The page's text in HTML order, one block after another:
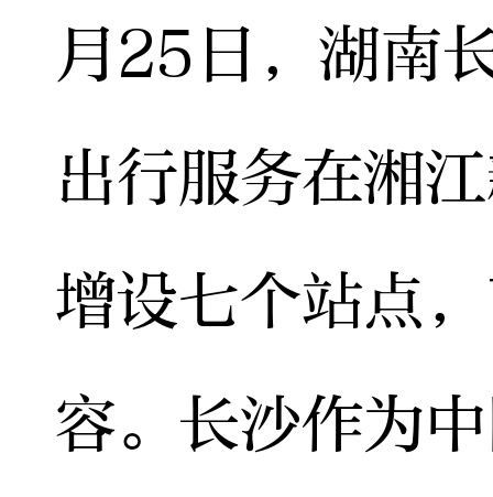
月25日，湖南
出行服务在湘
增设七个站点
容。长沙作为